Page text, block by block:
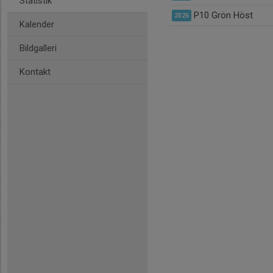
Kalender
Bildgalleri
Kontakt
2026 P10 Grön Höst